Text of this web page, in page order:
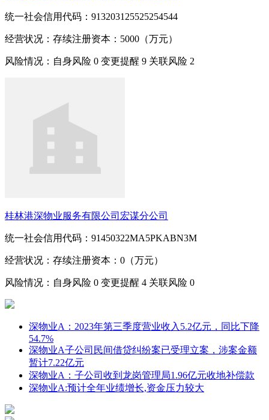
统一社会信用代码：913203125525254544
经营状况：存续注册资本：5000（万元）
风险情况：自身风险 0 变更提醒 9 关联风险 2
桂林港深物业服务有限公司宏谋分公司
统一社会信用代码：91450322MA5PKABN3M
经营状况：存续注册资本：0（万元）
风险情况：自身风险 0 变更提醒 4 关联风险 0
深物业A：2023年第三季度营业收入5.2亿元，同比下降
54.7%
深物业A子公司民间借贷纠纷案已受理立案，涉案金额
暂计7.22亿元
深物业A：子公司收到龙岗管理局1.96亿元收地补偿款
深物业A:预计全年业绩增长,资金压力较大